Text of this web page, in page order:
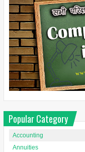
Popular Category
Accounting
Annuities